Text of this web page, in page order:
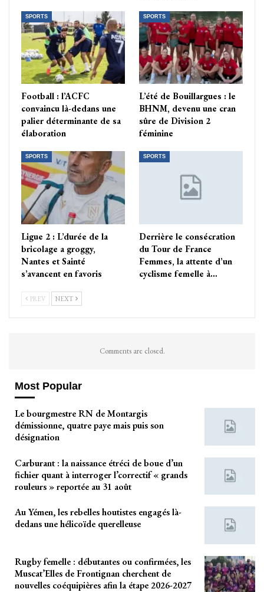
SPORTS
Football : l’ACFC
convaincu là-dedans une
palier déterminante de sa
élaboration
SPORTS
L’été de Bouillargues : le
BHNM, devenu une cran
sûre de Division 2
féminine
SPORTS
Ligue 2 : L’durée de la
bricolage a groggy,
Nantes et Sainté
s’avancent en favoris
SPORTS
Derrière le consécration
du Tour de France
Femmes, la attente d’un
cyclisme femelle à…
PREV NEXT
Comments are closed.
Most Popular
Le bourgmestre RN de Montargis
démissionne, quatre paye mais puis son
désignation
Carburant : la naissance étréci de boue d’un
fichier quant à interroger l’correctif « grands
rouleurs » reportée au 31 août
Au Yémen, les rebelles houtistes engagés là-
dedans une hélicoïde querelleuse
Rugby femelle : débutantes ou confirmées, les
Muscat’Elles de Frontignan cherchent de
nouvelles coéquipières afin la étape 2026-2027